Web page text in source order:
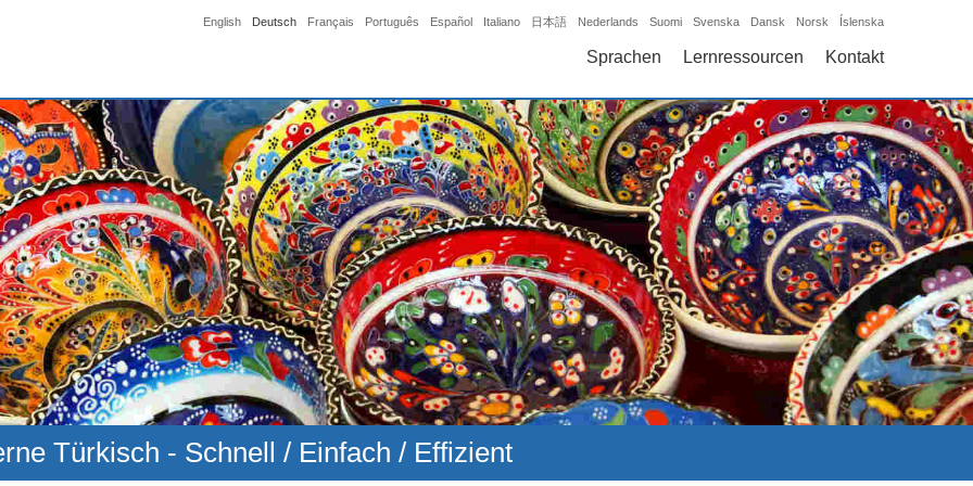
English Deutsch Français Português Español Italiano 日本語 Nederlands Suomi Svenska Dansk Norsk Íslenska
Sprachen Lernressourcen Kontakt
Türkisch - Schnell / Einfach / Effizient